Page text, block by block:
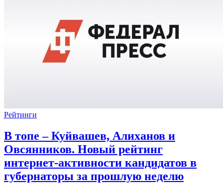
Рейтинги
В топе – Куйвашев, Алиханов и
Овсянников. Новый рейтинг
интернет-активности кандидатов в
губернаторы за прошлую неделю